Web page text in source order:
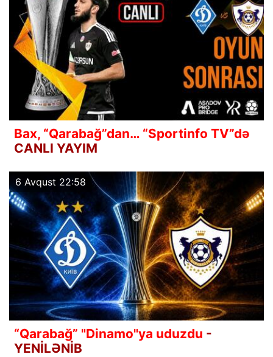
Bax, “Qarabağ”dan… “Sportinfo TV”də
CANLI YAYIM
6 Avqust 22:58
“Qarabağ” "Dinamo"ya uduzdu -
YENİLƏNİB